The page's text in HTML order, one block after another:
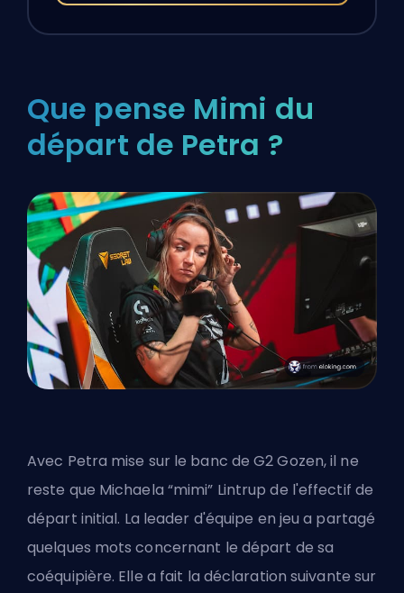
Que pense Mimi du
départ de Petra ?
Avec Petra mise sur le banc de G2 Gozen, il ne
reste que Michaela “mimi” Lintrup de l'effectif de
départ initial. La leader d'équipe en jeu a partagé
quelques mots concernant le départ de sa
coéquipière. Elle a fait la déclaration suivante sur